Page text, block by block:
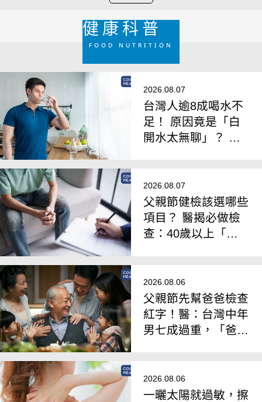
健康科普
FOOD NUTRITION
2026.08.07
台灣人逾8成喝水不
足！ 原因竟是「白
開水太無聊」？ 營
2026.08.07
父親節健檢該選哪些
項目？ 醫揭必做檢
查：40歲以上「攝
2026.08.06
父親節先幫爸爸檢查
紅字！醫：台灣中年
男七成過重，「爸爸
2026.08.06
一曬太陽就過敏，擦